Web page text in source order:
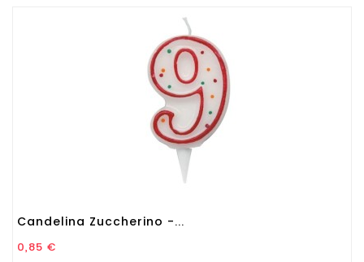
Candelina Zuccherino -...
Prezzo
0,85 €